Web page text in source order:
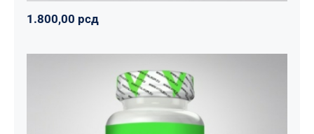
1.800,00 рсд